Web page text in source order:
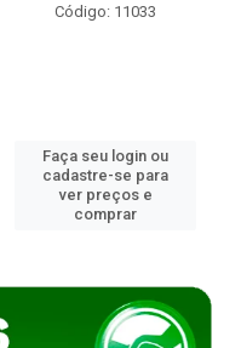
Código: 11033
Faça seu login ou
cadastre-se para
ver preços e
comprar